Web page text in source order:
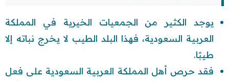
يوجد الكثير من الجمعيات الخيرية في المملكة
العربية السعودية، فهذا البلد الطيب لا يخرج نباته إلا
طيبًا.
فقد حرص أهل المملكة العربية السعودية على فعل